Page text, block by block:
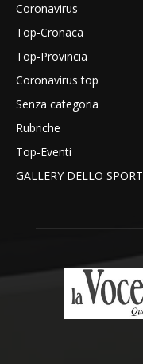
Coronavirus
Top-Cronaca
Top-Provincia
Coronavirus top
Senza categoria
Rubriche
Top-Eventi
GALLERY DELLO SPORT